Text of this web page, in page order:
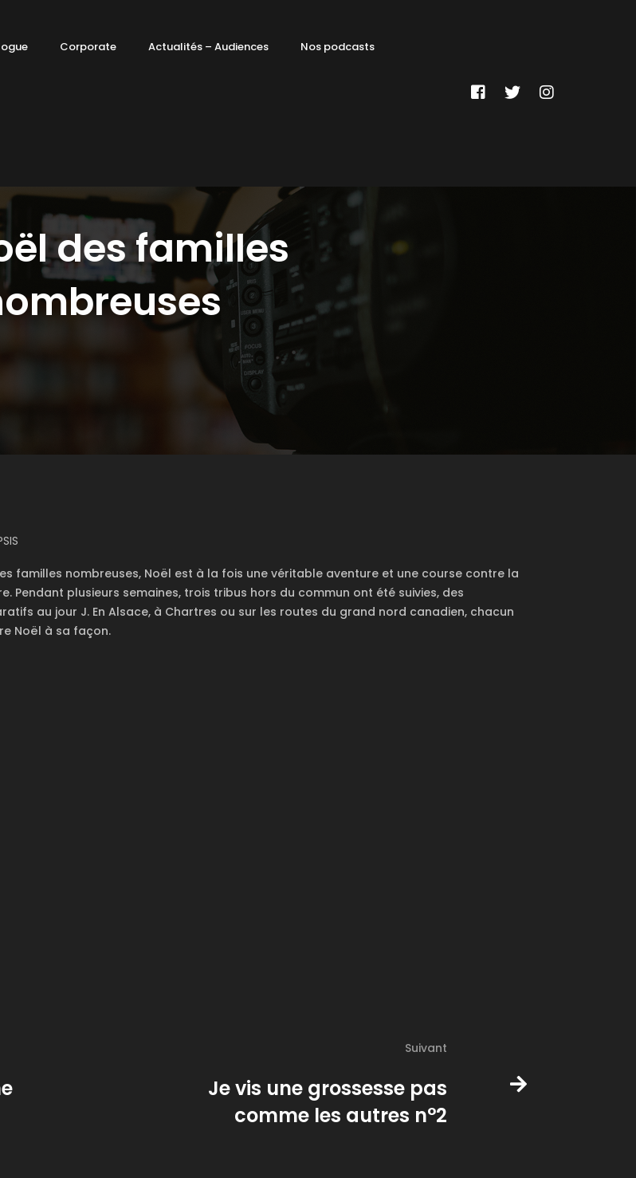
Corporate Actualités – Audiences Nos podcasts
des familles
familles nombreuses, Noël est à la fois une véritable aventure et une course contre la
Pendant plusieurs semaines, trois tribus hors du commun ont été suivies, des
au jour J. En Alsace, à Chartres ou sur les routes du grand nord canadien, chacun
Noël à sa façon.
Suivant
Je vis une grossesse pas
comme les autres n°2